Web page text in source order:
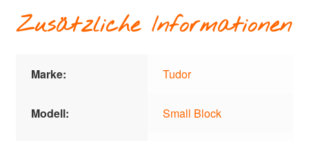
Zusätzliche Informationen
Marke: Tudor
Modell: Small Block